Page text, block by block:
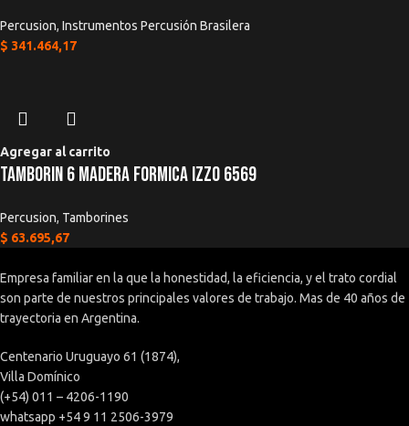
Percusion, Instrumentos Percusión Brasilera
$ 341.464,17
Agregar al carrito
Tamborin 6 Madera Formica Izzo 6569
Percusion, Tamborines
$ 63.695,67
Empresa familiar en la que la honestidad, la eficiencia, y el trato cordial
son parte de nuestros principales valores de trabajo. Mas de 40 años de
trayectoria en Argentina.
Centenario Uruguayo 61 (1874),
Villa Domínico
(+54) 011 – 4206-1190
whatsapp +54 9 11 2506-3979